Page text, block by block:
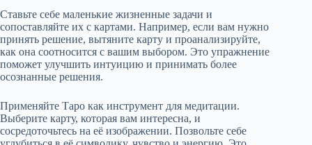
Ставьте себе маленькие жизненные задачи и
сопоставляйте их с картами. Например, если вам нужно
принять решение, вытяните карту и проанализируйте,
как она соотносится с вашим выбором. Это упражнение
поможет улучшить интуицию и принимать более
осознанные решения.
Применяйте Таро как инструмент для медитации.
Выберите карту, которая вам интересна, и
сосредоточьтесь на её изображении. Позвольте себе